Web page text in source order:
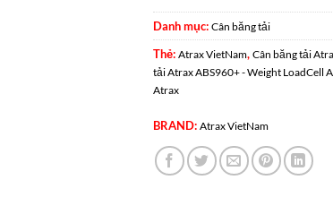
Danh mục: Cân băng tải
Thẻ: Atrax VietNam, Cân băng tải
tải Atrax ABS960+ - Weight LoadCell
Atrax
BRAND: Atrax VietNam